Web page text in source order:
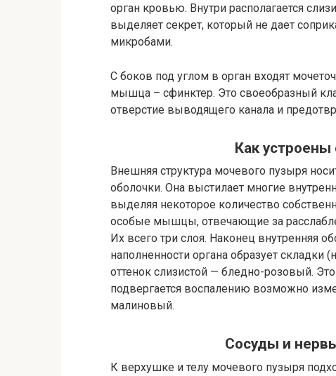
орган кровью. Внутри располагается
выделяет секрет, который не дает
микробами.
С боков под углом в орган входят
мышца – сфинктер. Это своеобразный
отверстие выводящего канала и
Как
Внешняя структура мочевого пузыря
оболочки. Она выстилает многие
выделяя некоторое количество
особые мышцы, отвечающие за
Их всего три слоя. Наконец внутренняя
наполненности органа образует складки
оттенок слизистой — бледно-розовый.
подвергается воспалению возможно
малиновый.
Сосуды и
К верхушке и телу мочевого пузыря